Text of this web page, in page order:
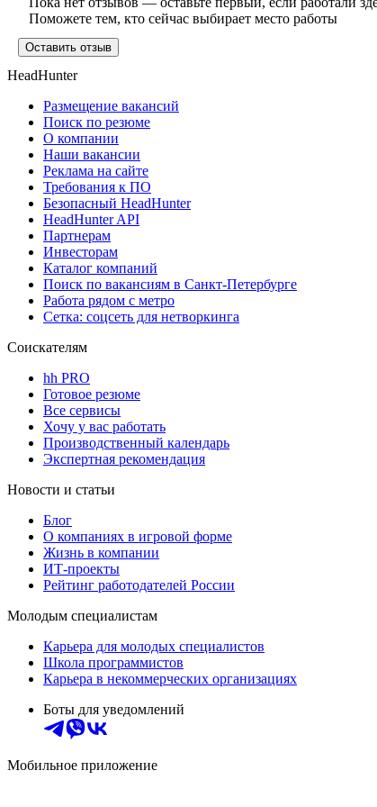
Поможете тем, кто сейчас выбирает место работы
Оставить отзыв
HeadHunter
Размещение вакансий
Поиск по резюме
О компании
Наши вакансии
Реклама на сайте
Требования к ПО
Безопасный HeadHunter
HeadHunter API
Партнерам
Инвесторам
Каталог компаний
Поиск по вакансиям в Санкт-Петербурге
Работа рядом с метро
Сетка: соцсеть для нетворкинга
Соискателям
hh PRO
Готовое резюме
Все сервисы
Хочу у вас работать
Производственный календарь
Экспертная рекомендация
Новости и статьи
Блог
О компаниях в игровой форме
Жизнь в компании
ИТ-проекты
Рейтинг работодателей России
Молодым специалистам
Карьера для молодых специалистов
Школа программистов
Карьера в некоммерческих организациях
Боты для уведомлений
Мобильное приложение